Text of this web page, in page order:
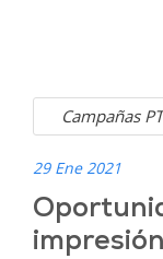
Campañas PT
29 Ene 2021